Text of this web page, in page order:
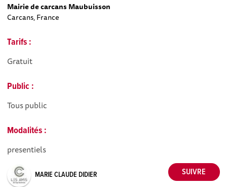
Mairie de carcans Maubuisson
Carcans, France
Tarifs :
Gratuit
Public :
Tous public
Modalités :
presentiels
MARIE CLAUDE DIDIER